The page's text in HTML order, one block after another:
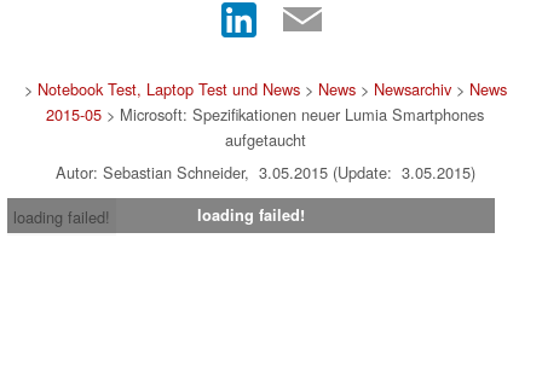
> Notebook Test, Laptop Test und News> News> Newsarchiv> News
2015-05 > Microsoft: Spezifikationen neuer Lumia Smartphones
aufgetaucht
Autor: Sebastian Schneider, 3.05.2015 (Update: 3.05.2015)
loading failed!
loading failed!